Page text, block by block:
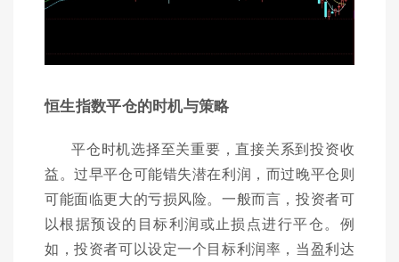
恒生指数平仓的时机与策略
平仓时机选择至关重要，直接关系到投资收
益。过早平仓可能错失潜在利润，而过晚平仓则
可能面临更大的亏损风险。一般而言，投资者可
以根据预设的目标利润或止损点进行平仓。例
如，投资者可以设定一个目标利润率，当盈利达